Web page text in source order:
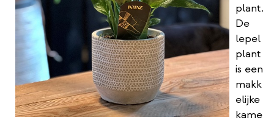
plant.
De
lepel
plant
is een
makk
elijke
kame